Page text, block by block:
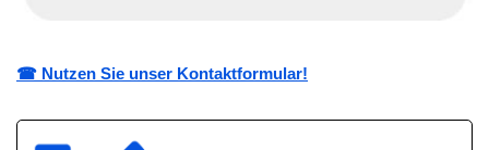
☎ Nutzen Sie unser Kontaktformular!